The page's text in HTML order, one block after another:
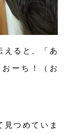
えると、「あ
ーち！（お
見つめていま